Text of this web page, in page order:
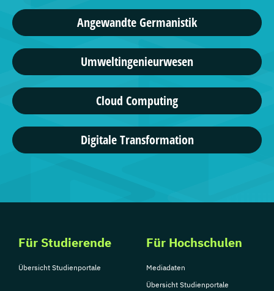
Angewandte Germanistik
Umweltingenieurwesen
Cloud Computing
Digitale Transformation
Für Studierende
Übersicht Studienportale
Für Hochschulen
Mediadaten
Übersicht Studienportale